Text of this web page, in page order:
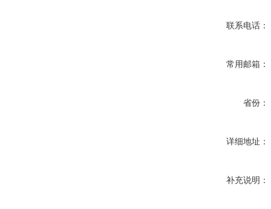
联系电话：
常用邮箱：
省份：
详细地址：
补充说明：